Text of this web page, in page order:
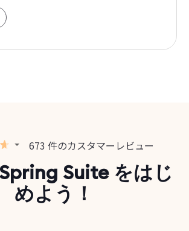
673 件のカスタマーレビュー
Suite をはじ
めよう！